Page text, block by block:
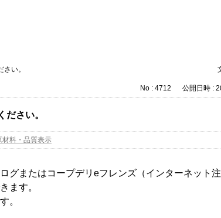
い。
No : 4712 公開日時 :
さい。
材料・品質表示
グまたはコープデリeフレンズ（インターネット
ます。
。